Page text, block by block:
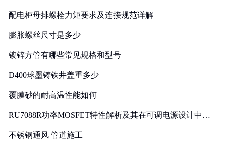
配电柜母排螺栓力矩要求及连接规范详解
膨胀螺丝尺寸是多少
镀锌方管有哪些常见规格和型号
D400球墨铸铁井盖重多少
覆膜砂的耐高温性能如何
RU7088R功率MOSFET特性解析及其在可调电源设计中的
不锈钢通风 管道施工